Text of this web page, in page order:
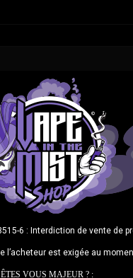
6 : Interdiction de vente de
l’acheteur est exigée au
ÊTES VOUS MAJEUR ? :
E-LIQUIDES DIY